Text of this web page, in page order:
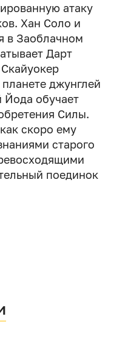
атаку
Хан Соло и
в Заоблачном
Дарт
джунглей
обучает
Силы.
скоро ему
старого
поединок